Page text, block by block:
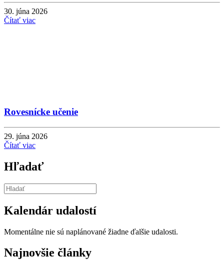
30. júna 2026
Čítať viac
Rovesnícke učenie
29. júna 2026
Čítať viac
Hľadať
Kalendár udalostí
Momentálne nie sú naplánované žiadne ďalšie udalosti.
Najnovšie články